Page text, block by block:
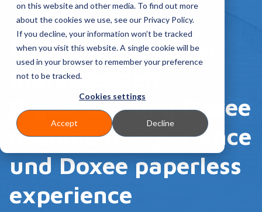
on this website and other media. To find out more
about the cookies we use, see our Privacy Policy.
If you decline, your information won’t be tracked
when you visit this website. A single cookie will be
used in your browser to remember your preference
not to be tracked.
Cookies settings
Accept Decline
CASE STUDY
Sorgenia nutzt zur
umfassenden
Digitalisierung Doxee
document experience
und Doxee paperless
experience